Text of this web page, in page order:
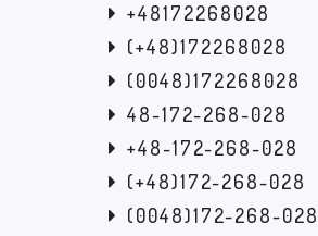
+48172268028
(+48)172268028
(0048)172268028
48-172-268-028
+48-172-268-028
(+48)172-268-028
(0048)172-268-028